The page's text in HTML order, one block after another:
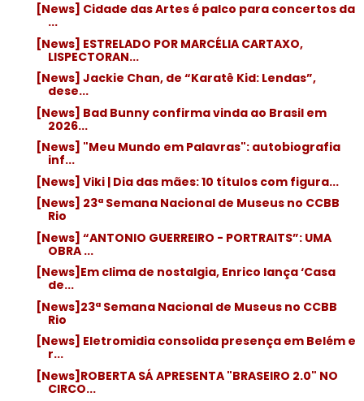
[News] Cidade das Artes é palco para concertos da
...
[News] ESTRELADO POR MARCÉLIA CARTAXO,
LISPECTORAN...
[News] Jackie Chan, de “Karatê Kid: Lendas”,
dese...
[News] Bad Bunny confirma vinda ao Brasil em
2026...
[News] "Meu Mundo em Palavras": autobiografia
inf...
[News] Viki | Dia das mães: 10 títulos com figura...
[News] 23ª Semana Nacional de Museus no CCBB
Rio
[News] “ANTONIO GUERREIRO - PORTRAITS”: UMA
OBRA ...
[News]Em clima de nostalgia, Enrico lança ‘Casa
de...
[News]23ª Semana Nacional de Museus no CCBB
Rio
[News] Eletromidia consolida presença em Belém e
r...
[News]ROBERTA SÁ APRESENTA "BRASEIRO 2.0" NO
CIRCO...